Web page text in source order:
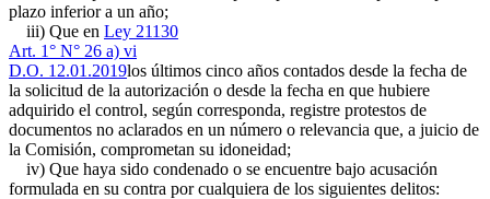
plazo inferior a un año;
iii) Que en Ley 21130
Art. 1° N° 26 a) vi
D.O. 12.01.2019los últimos cinco años contados desde la fecha de
la solicitud de la autorización o desde la fecha en que hubiere
adquirido el control, según corresponda, registre protestos de
documentos no aclarados en un número o relevancia que, a juicio de
la Comisión, comprometan su idoneidad;
iv) Que haya sido condenado o se encuentre bajo acusación
formulada en su contra por cualquiera de los siguientes delitos: